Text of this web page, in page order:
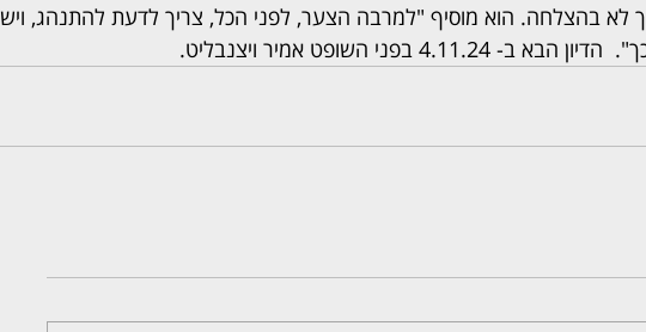
לא בהצלחה. הוא מוסיף "למרבה הצער, לפני הכל, צריך לדעת להתנהג, ויש
בפני השופט אמיר ויצנבליט.